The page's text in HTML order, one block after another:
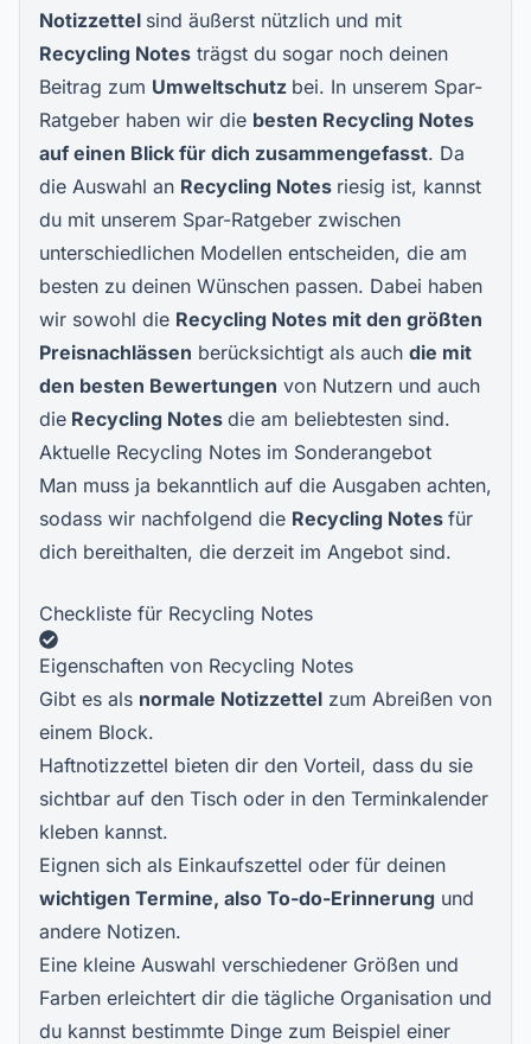
Notizzettel sind äußerst nützlich und mit
Recycling Notes trägst du sogar noch deinen
Beitrag zum Umweltschutz bei. In unserem Spar-
Ratgeber haben wir die besten Recycling Notes
auf einen Blick für dich zusammengefasst. Da
die Auswahl an Recycling Notes riesig ist, kannst
du mit unserem Spar-Ratgeber zwischen
unterschiedlichen Modellen entscheiden, die am
besten zu deinen Wünschen passen. Dabei haben
wir sowohl die Recycling Notes mit den größten
Preisnachlässen berücksichtigt als auch die mit
den besten Bewertungen von Nutzern und auch
die Recycling Notes die am beliebtesten sind.
Aktuelle Recycling Notes im Sonderangebot
Man muss ja bekanntlich auf die Ausgaben achten,
sodass wir nachfolgend die Recycling Notes für
dich bereithalten, die derzeit im Angebot sind.
Checkliste für Recycling Notes
Eigenschaften von Recycling Notes
Gibt es als normale Notizzettel zum Abreißen von
einem Block.
Haftnotizzettel bieten dir den Vorteil, dass du sie
sichtbar auf den Tisch oder in den Terminkalender
kleben kannst.
Eignen sich als Einkaufszettel oder für deinen
wichtigen Termine, also To-do-Erinnerung und
andere Notizen.
Eine kleine Auswahl verschiedener Größen und
Farben erleichtert dir die tägliche Organisation und
du kannst bestimmte Dinge zum Beispiel einer